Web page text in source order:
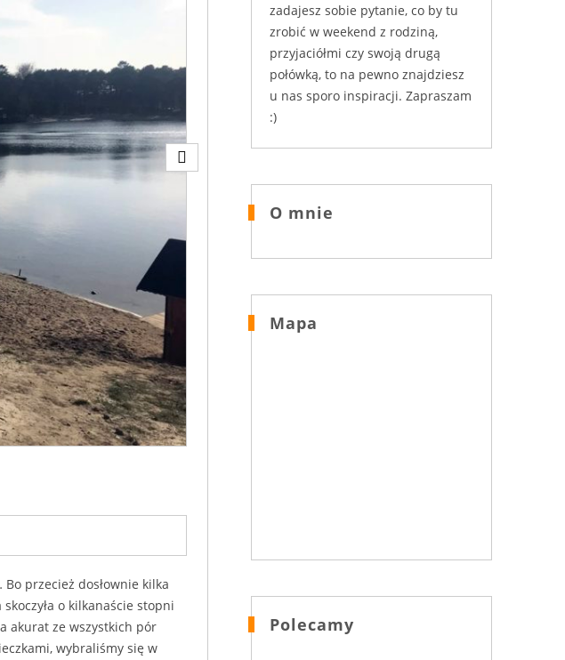
przecież dosłownie kilka
o kilkanaście stopni
akurat ze wszystkich pór
wybraliśmy się w
zadajesz sobie pytanie, co by tu
zrobić w weekend z rodziną,
przyjaciółmi czy swoją drugą
połówką, to na pewno znajdziesz
u nas sporo inspiracji. Zapraszam
:)
O mnie
Mapa
Polecamy